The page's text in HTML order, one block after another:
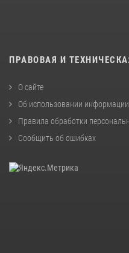
ПРАВОВАЯ И
О сайте
Об использовании
Правила обработки
Сообщить об ошибках